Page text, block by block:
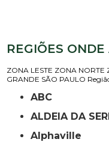
REGIÕES
ZONA LESTE ZONA NORTE
GRANDE SÃO PAULO
ABC
ALDEIA DA
Alphaville